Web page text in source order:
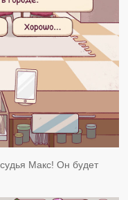
Макс! Он будет